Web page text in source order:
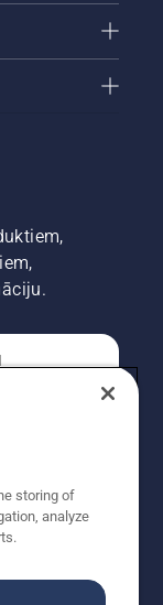
storing of
analyze